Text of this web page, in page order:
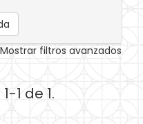
Mostrar filtros avanzados
1 de 1.